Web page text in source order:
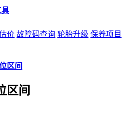
价 故障码查询 轮胎升级 保养项目
区间
区间